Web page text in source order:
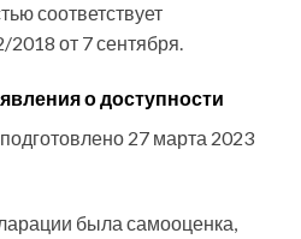
соответствует
2018 от 7 сентября.
о доступности
27 марта 2023
была самооценка,